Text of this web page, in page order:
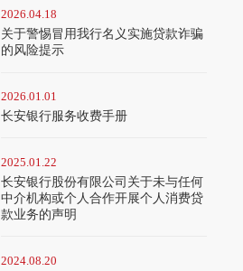
2026.04.18
关于警惕冒用我行名义实施贷款诈骗
的风险提示
2026.01.01
长安银行服务收费手册
2025.01.22
长安银行股份有限公司关于未与任何
中介机构或个人合作开展个人消费贷
款业务的声明
2024.08.20